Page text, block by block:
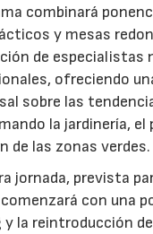
combinará
y mesas
de especialistas
ofreciendo
sobre las
la jardinería, el
de las zonas verdes.
jornada, prevista
con una
y la reintroducción